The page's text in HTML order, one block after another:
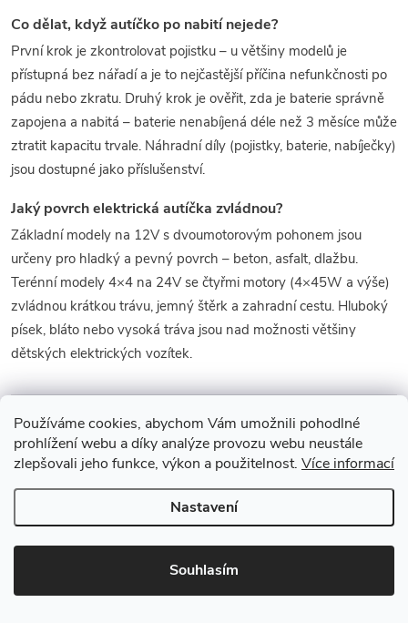
Používáme cookies, abychom Vám umožnili pohodlné
prohlížení webu a díky analýze provozu webu neustále
zlepšovali jeho funkce, výkon a použitelnost. Více informací
Nastavení
Souhlasím
Co dělat, když autíčko po nabití nejede?
První krok je zkontrolovat pojistku – u většiny modelů je
přístupná bez nářadí a je to nejčastější příčina nefunkčnosti po
pádu nebo zkratu. Druhý krok je ověřit, zda je baterie správně
zapojena a nabitá – baterie nenabíjená déle než 3 měsíce může
ztratit kapacitu trvale. Náhradní díly (pojistky, baterie, nabíječky)
jsou dostupné jako příslušenství.
Jaký povrch elektrická autíčka zvládnou?
Základní modely na 12V s dvoumotorovým pohonem jsou
určeny pro hladký a pevný povrch – beton, asfalt, dlažbu.
Terénní modely 4×4 na 24V se čtyřmi motory (4×45W a výše)
zvládnou krátkou trávu, jemný štěrk a zahradní cestu. Hluboký
písek, bláto nebo vysoká tráva jsou nad možnosti většiny
dětských elektrických vozítek.
Další kategorie elektrických vozítek
Přehled všech typů – motorky,
traktory, tříkolky, buginy i
Pro trávu, zahradu a nerovný
terén – výkon až 4×200W.